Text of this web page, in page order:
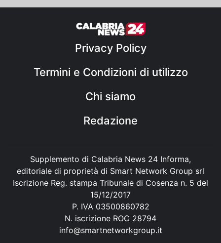
Privacy Policy
Termini e Condizioni di utilizzo
Chi siamo
Redazione
Supplemento di Calabria News 24 Informa,
editoriale di proprietà di Smart Network Group srl
Iscrizione Reg. stampa Tribunale di Cosenza n. 5 del
15/12/2017
P. IVA 03500860782
N. iscrizione ROC 28794
info@smartnetworkgroup.it